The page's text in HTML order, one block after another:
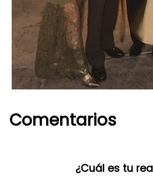
Comentarios